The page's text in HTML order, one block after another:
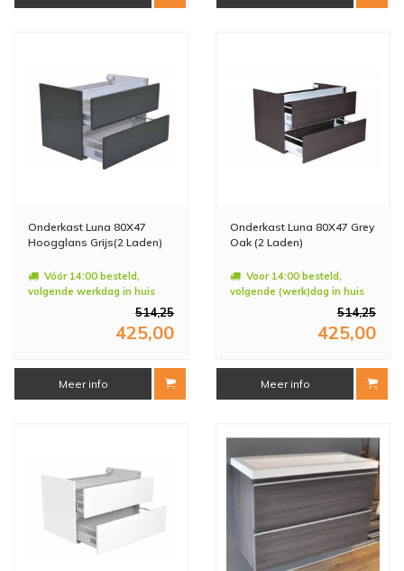
Onderkast Luna 80X47
Hoogglans Grijs(2 Laden)
Vóór 14:00 besteld,
volgende werkdag in huis
514,25
425,00
Meer info
Onderkast Luna 80X47 Grey
Oak (2 Laden)
Voor 14:00 besteld,
volgende (werk)dag in huis
514,25
425,00
Meer info